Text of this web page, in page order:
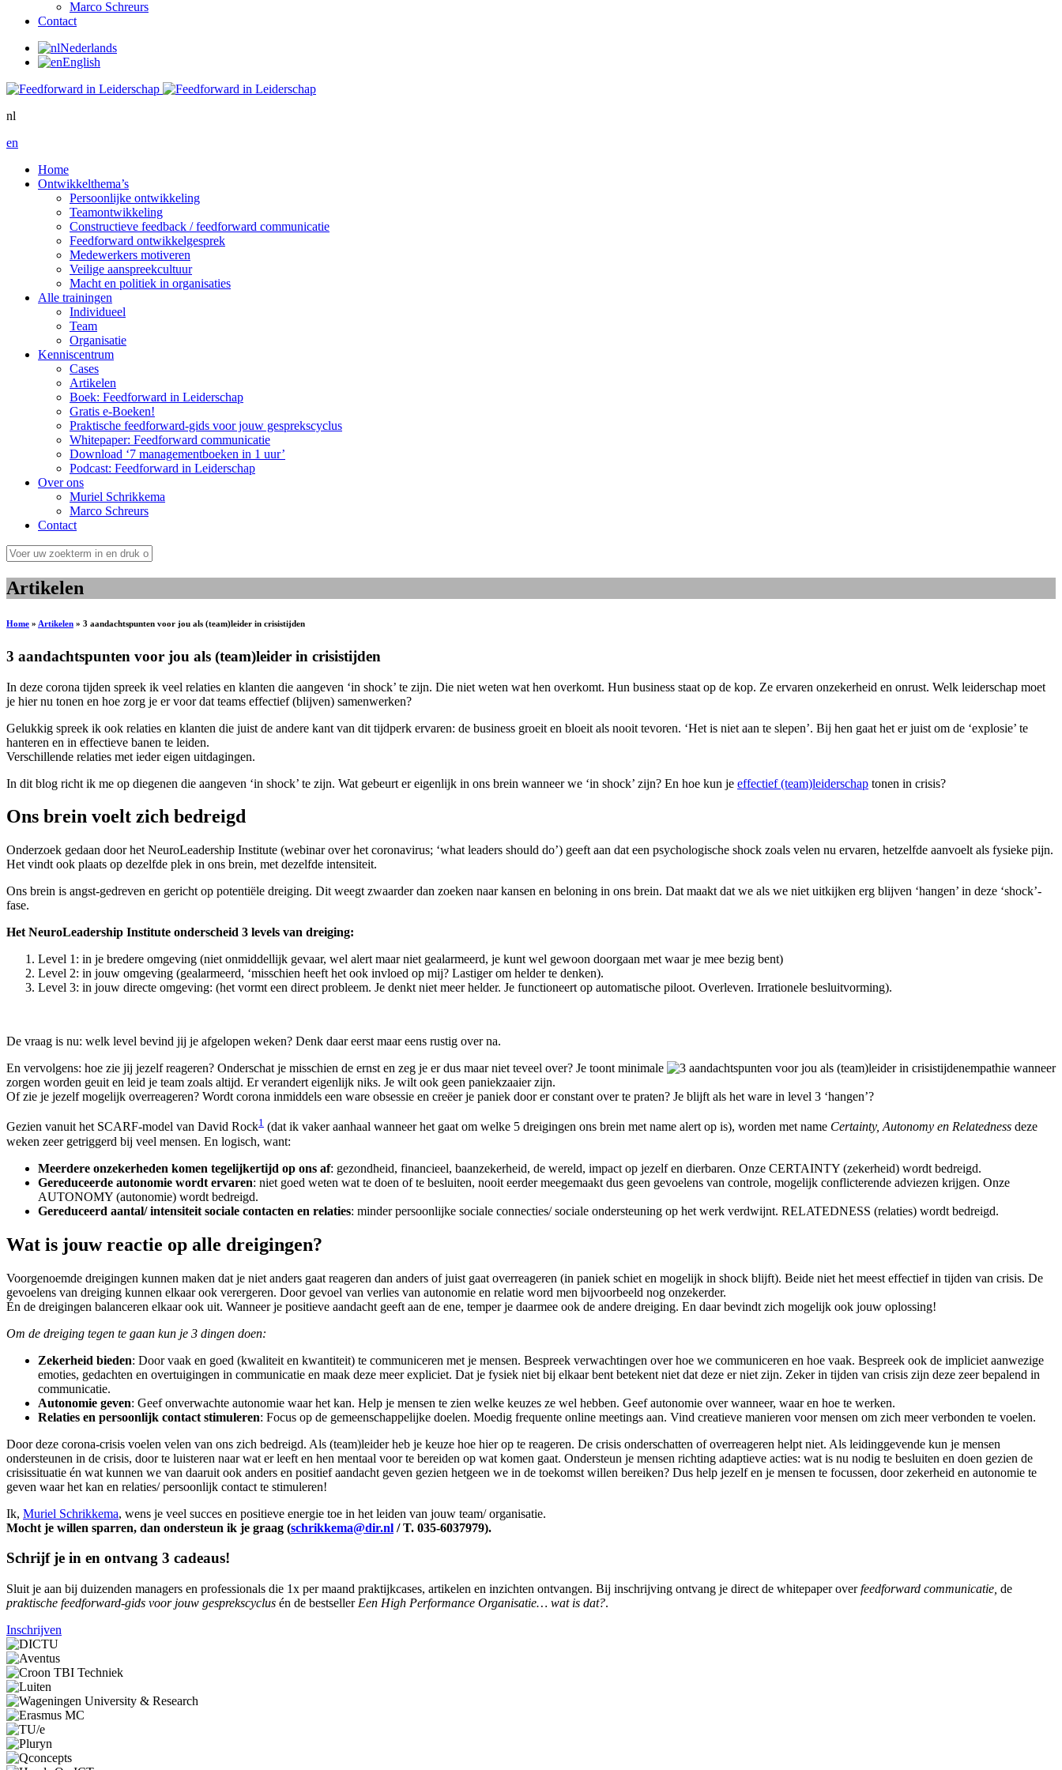
Marco Schreurs
Contact
Nederlands
English
nl
en
Home
Ontwikkelthema’s
Persoonlijke ontwikkeling
Teamontwikkeling
Constructieve feedback / feedforward communicatie
Feedforward ontwikkelgesprek
Medewerkers motiveren
Veilige aanspreekcultuur
Macht en politiek in organisaties
Alle trainingen
Individueel
Team
Organisatie
Kenniscentrum
Cases
Artikelen
Boek: Feedforward in Leiderschap
Gratis e-Boeken!
Praktische feedforward-gids voor jouw gesprekscyclus
Whitepaper: Feedforward communicatie
Download ‘7 managementboeken in 1 uur’
Podcast: Feedforward in Leiderschap
Over ons
Muriel Schrikkema
Marco Schreurs
Contact
Artikelen
Home » Artikelen » 3 aandachtspunten voor jou als (team)leider in crisistijden
3 aandachtspunten voor jou als (team)leider in crisistijden
In deze corona tijden spreek ik veel relaties en klanten die aangeven ‘in shock’ te zijn. Die niet weten wat hen overkomt. Hun business staat op de kop. Ze ervaren onzekerheid en onrust. Welk leiderschap moet
je hier nu tonen en hoe zorg je er voor dat teams effectief (blijven) samenwerken?
Gelukkig spreek ik ook relaties en klanten die juist de andere kant van dit tijdperk ervaren: de business groeit en bloeit als nooit tevoren. ‘Het is niet aan te slepen’. Bij hen gaat het er juist om de ‘explosie’ te
hanteren en in effectieve banen te leiden.
Verschillende relaties met ieder eigen uitdagingen.
In dit blog richt ik me op diegenen die aangeven ‘in shock’ te zijn. Wat gebeurt er eigenlijk in ons brein wanneer we ‘in shock’ zijn? En hoe kun je effectief (team)leiderschap tonen in crisis?
Ons brein voelt zich bedreigd
Onderzoek gedaan door het NeuroLeadership Institute (webinar over het coronavirus; ‘what leaders should do’) geeft aan dat een psychologische shock zoals velen nu ervaren, hetzelfde aanvoelt als fysieke pijn.
Het vindt ook plaats op dezelfde plek in ons brein, met dezelfde intensiteit.
Ons brein is angst-gedreven en gericht op potentiële dreiging. Dit weegt zwaarder dan zoeken naar kansen en beloning in ons brein. Dat maakt dat we als we niet uitkijken erg blijven ‘hangen’ in deze ‘shock’-
fase.
Het NeuroLeadership Institute onderscheid 3 levels van dreiging:
Level 1: in je bredere omgeving (niet onmiddellijk gevaar, wel alert maar niet gealarmeerd, je kunt wel gewoon doorgaan met waar je mee bezig bent)
Level 2: in jouw omgeving (gealarmeerd, ‘misschien heeft het ook invloed op mij? Lastiger om helder te denken).
Level 3: in jouw directe omgeving: (het vormt een direct probleem. Je denkt niet meer helder. Je functioneert op automatische piloot. Overleven. Irrationele besluitvorming).
De vraag is nu: welk level bevind jij je afgelopen weken? Denk daar eerst maar eens rustig over na.
En vervolgens: hoe zie jij jezelf reageren? Onderschat je misschien de ernst en zeg je er dus maar niet teveel over? Je toont minimale
empathie wanneer
zorgen worden geuit en leid je team zoals altijd. Er verandert eigenlijk niks. Je wilt ook geen paniekzaaier zijn.
Of zie je jezelf mogelijk overreageren? Wordt corona inmiddels een ware obsessie en creëer je paniek door er constant over te praten? Je blijft als het ware in level 3 ‘hangen’?
Gezien vanuit het SCARF-model van David Rock1 (dat ik vaker aanhaal wanneer het gaat om welke 5 dreigingen ons brein met name alert op is), worden met name Certainty, Autonomy en Relatedness deze
weken zeer getriggerd bij veel mensen. En logisch, want:
Meerdere onzekerheden komen tegelijkertijd op ons af: gezondheid, financieel, baanzekerheid, de wereld, impact op jezelf en dierbaren. Onze CERTAINTY (zekerheid) wordt bedreigd.
Gereduceerde autonomie wordt ervaren: niet goed weten wat te doen of te besluiten, nooit eerder meegemaakt dus geen gevoelens van controle, mogelijk conflicterende adviezen krijgen. Onze
AUTONOMY (autonomie) wordt bedreigd.
Gereduceerd aantal/ intensiteit sociale contacten en relaties: minder persoonlijke sociale connecties/ sociale ondersteuning op het werk verdwijnt. RELATEDNESS (relaties) wordt bedreigd.
Wat is jouw reactie op alle dreigingen?
Voorgenoemde dreigingen kunnen maken dat je niet anders gaat reageren dan anders of juist gaat overreageren (in paniek schiet en mogelijk in shock blijft). Beide niet het meest effectief in tijden van crisis. De
gevoelens van dreiging kunnen elkaar ook verergeren. Door gevoel van verlies van autonomie en relatie word men bijvoorbeeld nog onzekerder.
Én de dreigingen balanceren elkaar ook uit. Wanneer je positieve aandacht geeft aan de ene, temper je daarmee ook de andere dreiging. En daar bevindt zich mogelijk ook jouw oplossing!
Om de dreiging tegen te gaan kun je 3 dingen doen:
Zekerheid bieden: Door vaak en goed (kwaliteit en kwantiteit) te communiceren met je mensen. Bespreek verwachtingen over hoe we communiceren en hoe vaak. Bespreek ook de impliciet aanwezige
emoties, gedachten en overtuigingen in communicatie en maak deze meer expliciet. Dat je fysiek niet bij elkaar bent betekent niet dat deze er niet zijn. Zeker in tijden van crisis zijn deze zeer bepalend in
communicatie.
Autonomie geven: Geef onverwachte autonomie waar het kan. Help je mensen te zien welke keuzes ze wel hebben. Geef autonomie over wanneer, waar en hoe te werken.
Relaties en persoonlijk contact stimuleren: Focus op de gemeenschappelijke doelen. Moedig frequente online meetings aan. Vind creatieve manieren voor mensen om zich meer verbonden te voelen.
Door deze corona-crisis voelen velen van ons zich bedreigd. Als (team)leider heb je keuze hoe hier op te reageren. De crisis onderschatten of overreageren helpt niet. Als leidinggevende kun je mensen
ondersteunen in de crisis, door te luisteren naar wat er leeft en hen mentaal voor te bereiden op wat komen gaat. Ondersteun je mensen richting adaptieve acties: wat is nu nodig te besluiten en doen gezien de
crisissituatie én wat kunnen we van daaruit ook anders en positief aandacht geven gezien hetgeen we in de toekomst willen bereiken? Dus help jezelf en je mensen te focussen, door zekerheid en autonomie te
geven waar het kan en relaties/ persoonlijk contact te stimuleren!
Ik, Muriel Schrikkema, wens je veel succes en positieve energie toe in het leiden van jouw team/ organisatie.
Mocht je willen sparren, dan ondersteun ik je graag (schrikkema@dir.nl / T. 035-6037979).
Schrijf je in en ontvang 3 cadeaus!
Sluit je aan bij duizenden managers en professionals die 1x per maand praktijkcases, artikelen en inzichten ontvangen. Bij inschrijving ontvang je direct de whitepaper overfeedforward communicatie, de
praktische feedforward-gids voor jouw gesprekscyclus én de bestseller Een High Performance Organisatie… wat is dat?.
Inschrijven